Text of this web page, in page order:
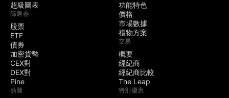
超級圖表
篩選器
股票
ETF
債券
加密貨幣
CEX對
DEX對
Pine
熱圖
功能特色
價格
市場數據
禮物方案
交易
概要
經紀商
經紀商比較
The Leap
特別優惠